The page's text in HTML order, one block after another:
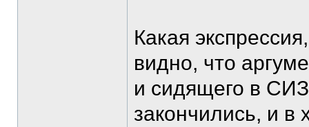
Какая
видно, что
и сидящего в
закончились, и